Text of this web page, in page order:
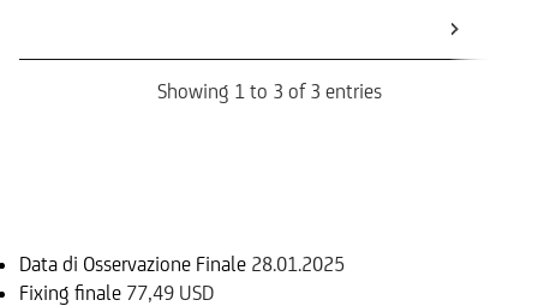
Showing 1 to 3 of 3 entries
Data di Osservazione Finale 28.01.2025
Fixing finale 77,49 USD